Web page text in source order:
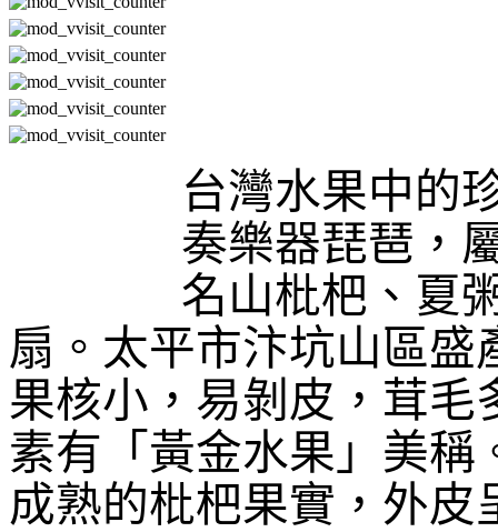
台灣水果中的
奏樂器琵琶，
名山枇杷、夏
扇。太平市汴坑山區盛
果核小，易剝皮，茸毛
素有「黃金水果」美稱
成熟的枇杷果實，外